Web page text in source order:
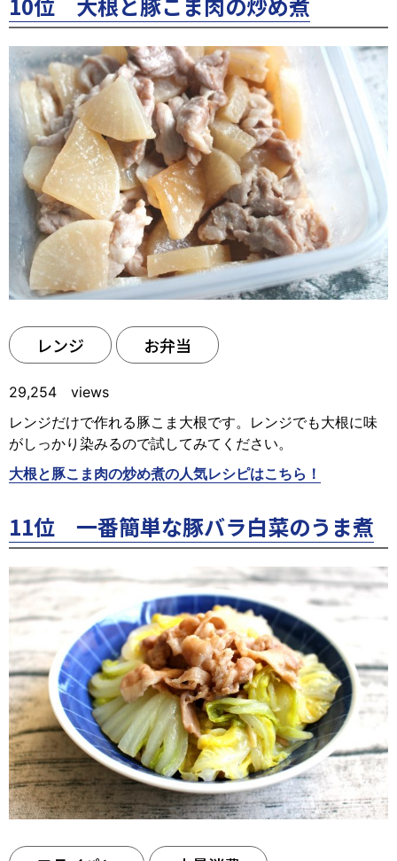
レンジ お弁当
29,254 views
レンジだけで作れる豚こま大根です。レンジでも大根に味
がしっかり染みるので試してみてください。
大根と豚こま肉の炒め煮の人気レシピはこちら！
11位 一番簡単な豚バラ白菜のうま煮